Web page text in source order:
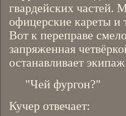
гвардейских частей.
офицерские кареты и
Вот к переправе
запряженная
останавливает
"Чей фургон?"
Кучер отвечает: